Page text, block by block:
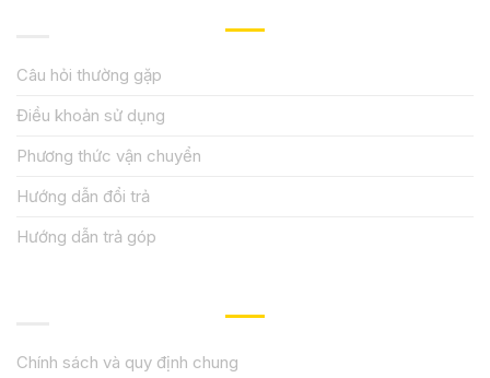
Câu hỏi thường gặp
Điều khoản sử dụng
Phương thức vận chuyển
Hướng dẫn đổi trả
Hướng dẫn trả góp
Chính sách và quy định chung